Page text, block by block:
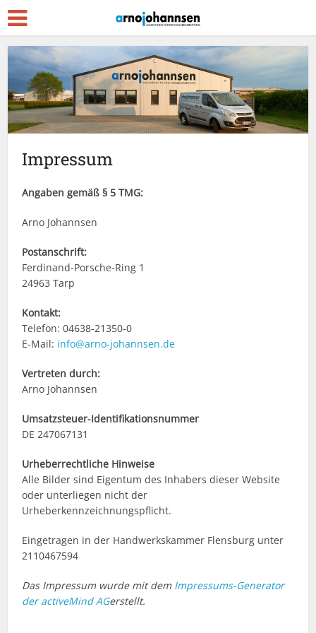
Impressum
Angaben gemäß § 5 TMG:
Arno Johannsen
Postanschrift:
Ferdinand-Porsche-Ring 1
24963 Tarp
Kontakt:
Telefon: 04638-21350-0
E-Mail: info@arno-johannsen.de
Vertreten durch:
Arno Johannsen
Umsatzsteuer-Identifikationsnummer
DE 247067131
Urheberrechtliche Hinweise
Alle Bilder sind Eigentum des Inhabers dieser Website
oder unterliegen nicht der
Urheberkennzeichnungspflicht.
Eingetragen in der Handwerkskammer Flensburg unter
2110467594
Das Impressum wurde mit dem Impressums-Generator
der activeMind AGerstellt.